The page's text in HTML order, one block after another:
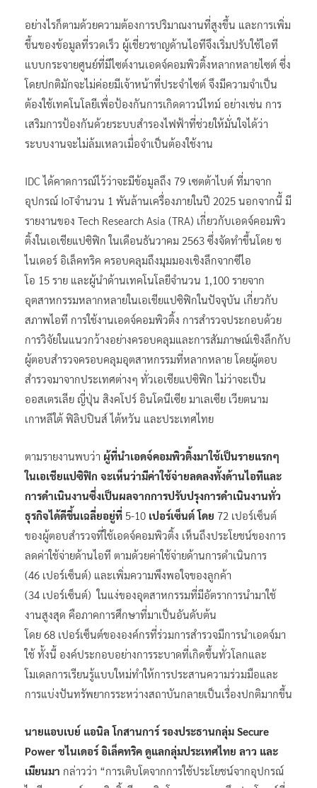
อย่างไรก็ตามด้วยความต้องการปริมาณงานที่สูงขึ้น และการเพิ่ม
ขึ้นของข้อมูลที่รวดเร็ว ผู้เชี่ยวชาญด้านไอทีจึงเริ่มปรับใช้ไอที
แบบกระจายศูนย์ที่มีไซต์งานเอดจ์คอมพิวติ้งหลากหลายไซต์ ซึ่ง
โดยปกติมักจะไม่ค่อยมีเจ้าหน้าที่ประจำไซต์ จึงมีความจำเป็น
ต้องใช้เทคโนโลยีเพื่อป้องกันการเกิดดาวน์ไทม์ อย่างเช่น การ
เสริมการป้องกันด้วยระบบสำรองไฟฟ้าที่ช่วยให้มั่นใจได้ว่า
ระบบงานจะไม่ล้มเหลวเมื่อจำเป็นต้องใช้งาน
IDC ได้คาดการณ์ไว้ว่าจะมีข้อมูลถึง 79 เซตต้าไบต์ ที่มาจาก
อุปกรณ์ IoTจำนวน 1 พันล้านเครื่องภายในปี 2025 นอกจากนี้ มี
รายงานของ Tech Research Asia (TRA) เกี่ยวกับเอดจ์คอมพิว
ติ้งในเอเชียแปซิฟิก ในเดือนธันวาคม 2563 ซึ่งจัดทำขึ้นโดย ช
ไนเดอร์ อิเล็คทริค ครอบคลุมถึงมุมมองเชิงลึกจากซีไอ
โอ 15 ราย และผู้นำด้านเทคโนโลยีจำนวน 1,100 รายจาก
อุตสาหกรรมหลากหลายในเอเชียแปซิฟิกในปัจจุบัน เกี่ยวกับ
สภาพไอที การใช้งานเอดจ์คอมพิวติ้ง การสำรวจประกอบด้วย
การวิจัยในแนวกว้างอย่างครอบคลุมและการสัมภาษณ์เชิงลึกกับ
ผู้ตอบสำรวจครอบคลุมอุตสาหกรรมที่หลากหลาย โดยผู้ตอบ
สำรวจมาจากประเทศต่างๆ ทั่วเอเชียแปซิฟิก ไม่ว่าจะเป็น
ออสเตรเลีย ญี่ปุ่น สิงคโปร์ อินโดนีเซีย มาเลเซีย เวียตนาม
เกาหลีใต้ ฟิลิปปินส์ ไต้หวัน และประเทศไทย
ตามรายงานพบว่า ผู้ที่นำเอดจ์คอมพิวติ้งมาใช้เป็นรายแรกๆ
ในเอเชียแปซิฟิก จะเห็นว่ามีค่าใช้จ่ายลดลงทั้งด้านไอทีและ
การดำเนินงานซึ่งเป็นผลจากการปรับปรุงการดำเนินงานทั่ว
ธุรกิจได้ดีขึ้นเฉลี่ยอยู่ที่ 5-10 เปอร์เซ็นต์โดย 72 เปอร์เซ็นต์
ของผู้ตอบสำรวจที่ใช้เอดจ์คอมพิวติ้ง เห็นถึงประโยชน์ของการ
ลดค่าใช้จ่ายด้านไอที ตามด้วยค่าใช้จ่ายด้านการดำเนินการ
(46 เปอร์เซ็นต์) และเพิ่มความพึงพอใจของลูกค้า
(34 เปอร์เซ็นต์) ในแง่ของอุตสาหกรรมที่มีอัตราการนำมาใช้
งานสูงสุด คือภาคการศึกษาที่มาเป็นอันดับต้น
โดย 68 เปอร์เซ็นต์ขององค์กรที่ร่วมการสำรวจมีการนำเอดจ์มา
ใช้ ทั้งนี้ องค์ประกอบอย่างการระบาดที่เกิดขึ้นทั่วโลกและ
โมเดลการเรียนรู้แบบใหม่ทำให้การประสานความร่วมมือและ
การแบ่งปันทรัพยากรระหว่างสถาบันกลายเป็นเรื่องปกติมากขึ้น
นายแอบเบย์ แอนิล โกสานการ์ รองประธานกลุ่ม Secure
Power ชไนเดอร์ อิเล็คทริค ดูแลกลุ่มประเทศไทย ลาว และ
เมียนมา กล่าวว่า “การเติบโตจากการใช้ประโยชน์จากอุปกรณ์